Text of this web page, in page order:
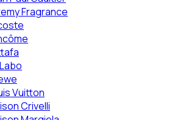
Fragrance
Vuitton
Crivelli